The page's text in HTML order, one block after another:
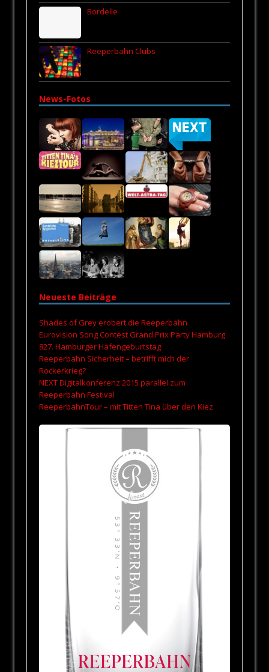
Bordelle
Reeperbahn Clubs
News-Fotos
Neueste Beiträge
Shades of Grey erobert die Reeperbahn
Eurovision Song Contest Grand Prix Party Hamburg
827. Hamburger Hafengeburtstag
Reeperbahn Sicherheit – betrifft mich der
Rockerkrieg?
NEXT Digitalkonferenz 2015 parallel zum
Reeperbahn Festival
ReeperbahnTour – mit Titten Tina über den Kiez